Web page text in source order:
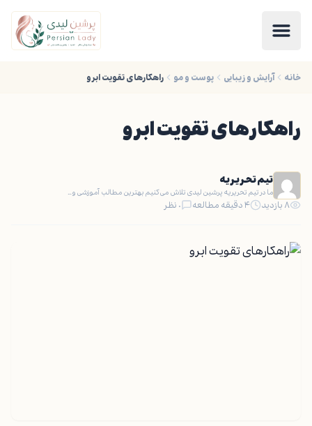
خانه آرایش و زیبایی پوست و مو راهکارهای تقویت ابرو
راهکارهای تقویت ابرو
تیم تحریریه
ما در تیم تحریریه پرشین لیدی تلاش می‌کنیم بهترین مطالب آموزشی و…
۸ بازدید ۴ دقیقه مطالعه ۰ نظر